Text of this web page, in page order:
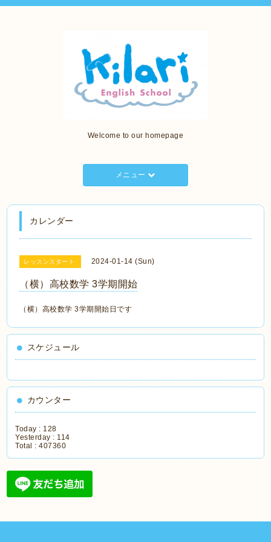
Welcome to our homepage
メニュー
カレンダー
レッスンスタート 2024-01-14 (Sun)
（横）高校数学 3学期開始
（横）高校数学 3学期開始日です
スケジュール
カウンター
Today : 128
Yesterday : 114
Total :407360